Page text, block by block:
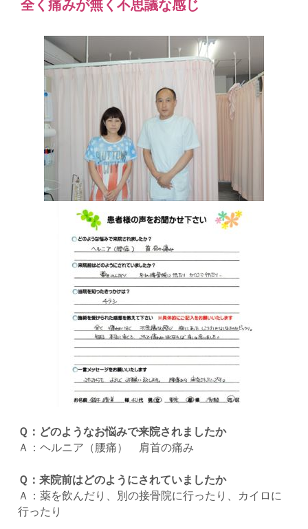
全く痛みが無く不思議な感じ
Ｑ：どのようなお悩みで来院されましたか
Ａ：ヘルニア（腰痛） 肩首の痛み
Ｑ：来院前はどのようにされていましたか
Ａ：薬を飲んだり、別の接骨院に行ったり、カイロに
行ったり